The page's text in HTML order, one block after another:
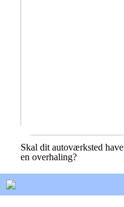
Skal dit autoværksted have
en overhaling?